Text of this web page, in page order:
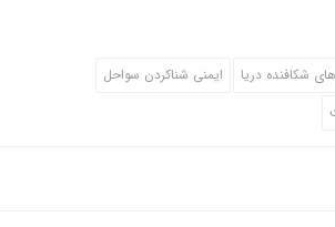
شکافنده دریا
ایمنی شناکردن سواحل